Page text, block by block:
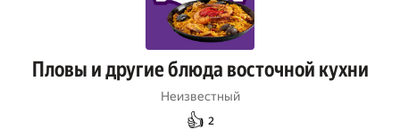
Пловы и другие блюда восточной кухни
Неизвестный
👍 2